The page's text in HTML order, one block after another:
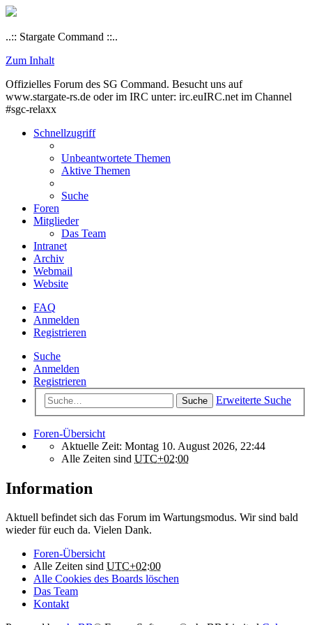
..:: Stargate Command ::..
Zum Inhalt
Offizielles Forum des SG Command. Besucht uns auf
www.stargate-rs.de oder im IRC unter: irc.euIRC.net im Channel
#sgc-relaxx
Schnellzugriff
Unbeantwortete Themen
Aktive Themen
Suche
Foren
Mitglieder
Das Team
Intranet
Archiv
Webmail
Website
FAQ
Anmelden
Registrieren
Suche
Anmelden
Registrieren
Suche Erweiterte Suche
Foren-Übersicht
Aktuelle Zeit: Montag 10. August 2026, 22:44
Alle Zeiten sind UTC+02:00
Information
Aktuell befindet sich das Forum im Wartungsmodus. Wir sind bald
wieder für euch da. Vielen Dank.
Foren-Übersicht
Alle Zeiten sind UTC+02:00
Alle Cookies des Boards löschen
Das Team
Kontakt